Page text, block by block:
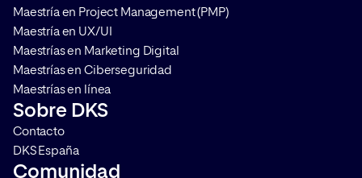
Maestría en Project Management (PMP)
Maestría en UX/UI
Maestrías en Marketing Digital
Maestrías en Ciberseguridad
Maestrías en línea
Sobre DKS
Contacto
DKS España
Comunidad